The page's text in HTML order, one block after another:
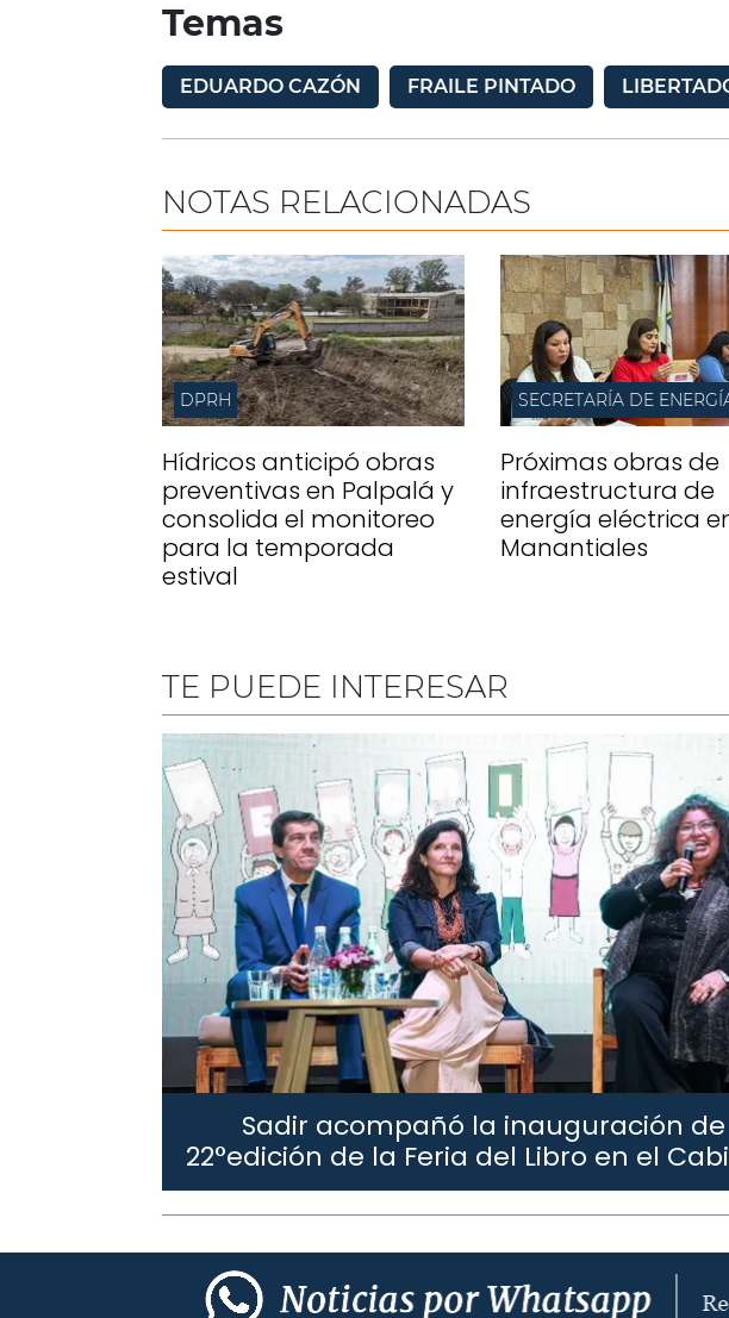
Temas
EDUARDO CAZÓN FRAILE PINTADO
NOTAS RELACIONADAS
DPRH
Hídricos anticipó obras
preventivas en Palpalá y
consolida el monitoreo
para la temporada
estival
SECRETARÍA DE
Próximas obras de
infraestructura de
energía eléctrica
Manantiales
TE PUEDE INTERESAR
Sadir acompañó la inauguración
22°edición de la Feria del Libro en el